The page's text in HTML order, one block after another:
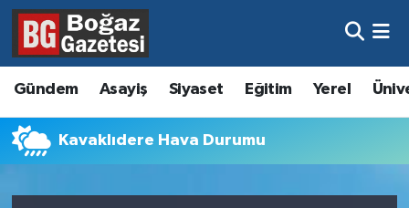
Gündem Asayiş Siyaset Eğitim Yerel
Kavaklıdere Hava Durumu
Asayiş
Eğitim
Ekonomi
Hava Durumu
Trafik Durumu
Süper Lig Puan Durumu ve Fikstür